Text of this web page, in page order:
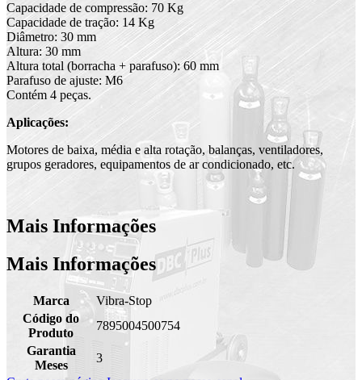
Capacidade de compressão: 70 Kg
Capacidade de tração: 14 Kg
Diâmetro: 30 mm
Altura: 30 mm
Altura total (borracha + parafuso): 60 mm
Parafuso de ajuste: M6
Contém 4 peças.
Aplicações:
Motores de baixa, média e alta rotação, balanças, ventiladores,
grupos geradores, equipamentos de ar condicionado, etc.
Mais Informações
Mais Informações
Marca
Vibra-Stop
Código do
Produto
7895004500754
Garantia
Meses
3